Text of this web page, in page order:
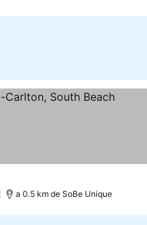
a 0.5 km de SoBe Unique